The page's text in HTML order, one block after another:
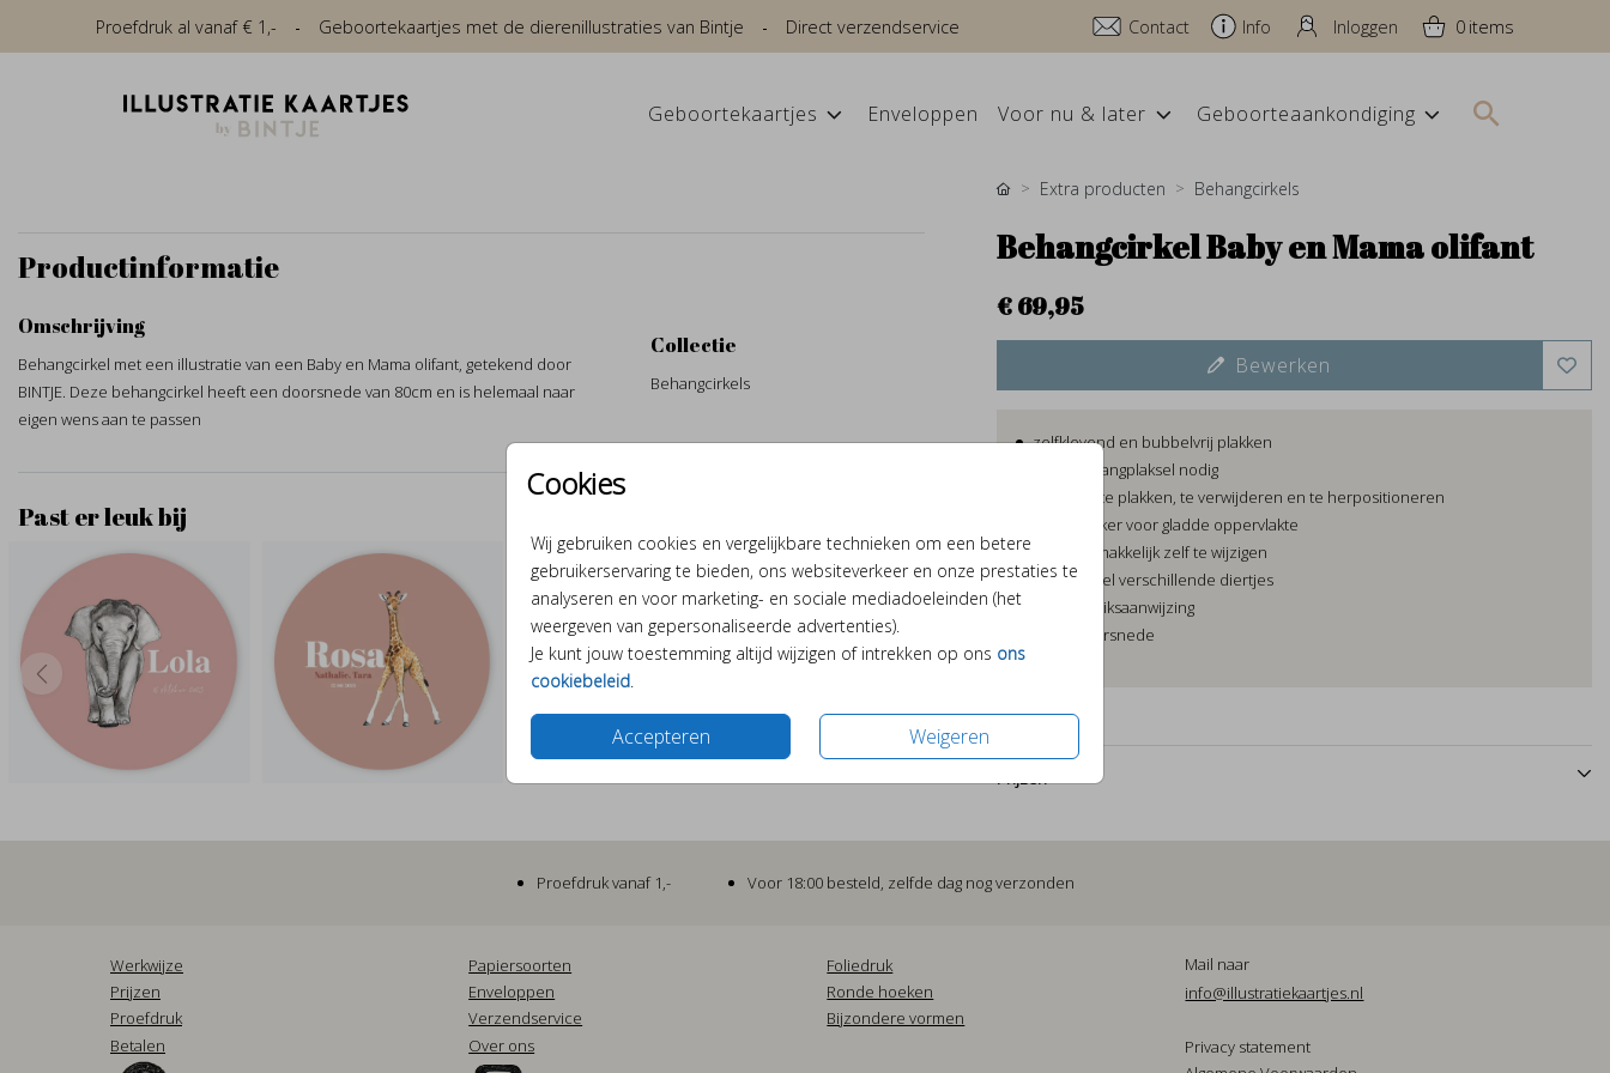
Proefdruk al vanaf € 1,- Geboortekaartjes met de dierenillustraties van Bintje Direct verzendservice Contact Info Inloggen 0
Geboortekaartjes Enveloppen Voor nu & later Geboorteaankondiging
Cookies
Wij gebruiken cookies en vergelijkbare technieken om een betere
gebruikerservaring te bieden, ons websiteverkeer en onze prestaties te
analyseren en voor marketing- en sociale mediadoeleinden (het
weergeven van gepersonaliseerde advertenties).
Je kunt jouw toestemming altijd wijzigen of intrekken op ons ons
cookiebeleid.
Accepteren Weigeren
Productinformatie
Omschrijving
Behangcirkel met een illustratie van een Baby en Mama olifant, getekend door
BINTJE. Deze behangcirkel heeft een doorsnede van 80cm en is helemaal naar
eigen wens aan te passen
Collectie
Behangcirkels
Past er leuk bij
Extra producten Behangcirkels
Behangcirkel Baby en Mama olifant
€ 69,95
Bewerken
zelfklevend en bubbelvrij plakken
geen behangplaksel nodig
makkelijk te plakken, te verwijderen en te herpositioneren
textielsticker voor gladde oppervlakte
ontwerp makkelijk zelf te wijzigen
kies uit veel verschillende diertjes
incl gebruiksaanwijzing
80cm doorsnede
Prijzen
Proefdruk vanaf 1,- Voor 18:00 besteld, zelfde dag nog verzonden
Werkwijze
Prijzen
Proefdruk
Betalen
Papiersoorten
Enveloppen
Verzendservice
Over ons
Foliedruk
Ronde hoeken
Bijzondere vormen
Mail naar
info@illustratiekaartjes.nl
Privacy statement